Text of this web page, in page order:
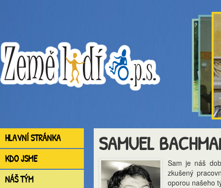
HLAVNÍ STRÁNKA
KDO JSME
NÁŠ TÝM
SAMUEL
Sam je náš
zkušený
oporou našeho